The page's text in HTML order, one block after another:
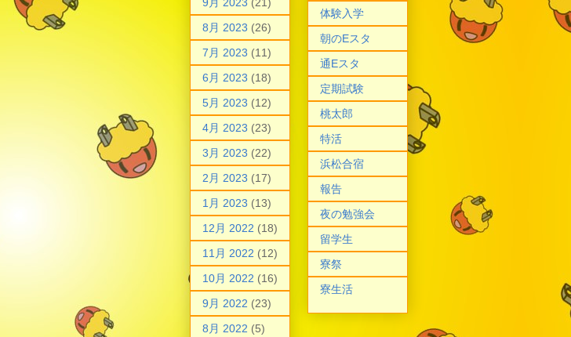
9月 2023 (21)
8月 2023 (26)
7月 2023 (11)
6月 2023 (18)
5月 2023 (12)
4月 2023 (23)
3月 2023 (22)
2月 2023 (17)
1月 2023 (13)
12月 2022 (18)
11月 2022 (12)
10月 2022 (16)
9月 2022 (23)
8月 2022 (5)
体験入学
朝のEスタ
通Eスタ
定期試験
桃太郎
特活
浜松合宿
報告
夜の勉強会
留学生
寮祭
寮生活